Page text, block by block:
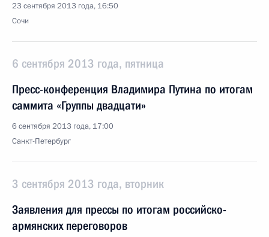
23 сентября 2013 года, 16:50
Сочи
6 сентября 2013 года, пятница
Пресс-конференция Владимира Путина по итогам
саммита «Группы двадцати»
6 сентября 2013 года, 17:00
Санкт-Петербург
3 сентября 2013 года, вторник
Заявления для прессы по итогам российско-
армянских переговоров